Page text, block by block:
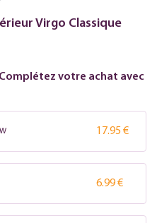
Virgo Classique
Complétez votre achat avec
17.95 €
6.99 €